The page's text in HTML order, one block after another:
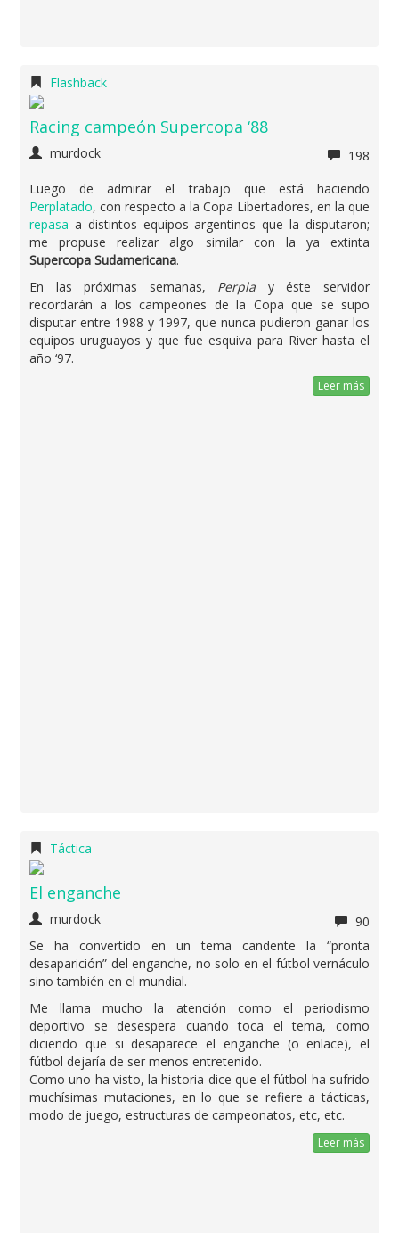
Flashback
Racing campeón Supercopa ‘88
murdock
198
Luego de admirar el trabajo que está haciendo
Perplatado, con respecto a la Copa Libertadores, en la que
repasa a distintos equipos argentinos que la disputaron;
me propuse realizar algo similar con la ya extinta
Supercopa Sudamericana.
En las próximas semanas, Perpla y éste servidor
recordarán a los campeones de la Copa que se supo
disputar entre 1988 y 1997, que nunca pudieron ganar los
equipos uruguayos y que fue esquiva para River hasta el
año ‘97.
Leer más
Táctica
El enganche
murdock
90
Se ha convertido en un tema candente la “pronta
desaparición” del enganche, no solo en el fútbol vernáculo
sino también en el mundial.
Me llama mucho la atención como el periodismo
deportivo se desespera cuando toca el tema, como
diciendo que si desaparece el enganche (o enlace), el
fútbol dejaría de ser menos entretenido.
Como uno ha visto, la historia dice que el fútbol ha sufrido
muchísimas mutaciones, en lo que se refiere a tácticas,
modo de juego, estructuras de campeonatos, etc, etc.
Leer más